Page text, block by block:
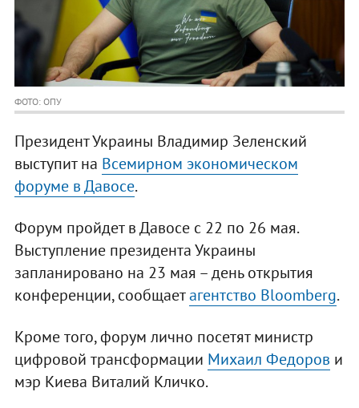
ФОТО: ОПУ
Президент Украины Владимир Зеленский
выступит на Всемирном экономическом
форуме в Давосе.
Форум пройдет в Давосе с 22 по 26 мая.
Выступление президента Украины
запланировано на 23 мая – день открытия
конференции, сообщаетагентство Bloomberg.
Кроме того, форум лично посетят министр
цифровой трансформации Михаил Федоров и
мэр Киева Виталий Кличко.